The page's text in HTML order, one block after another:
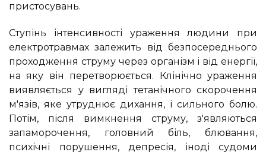
пристосувань.
Ступінь інтенсивності ураження людини при
електротравмах залежить від безпосереднього
проходження струму через організм і від енергії,
на яку він перетворюється. Клінічно ураження
виявляється у вигляді тетанічного скорочення
м'язів, яке утруднює дихання, і сильного болю.
Потім, після вимкнення струму, з'являються
запаморочення, головний біль, блювання,
психічні порушення, депресія, іноді судоми